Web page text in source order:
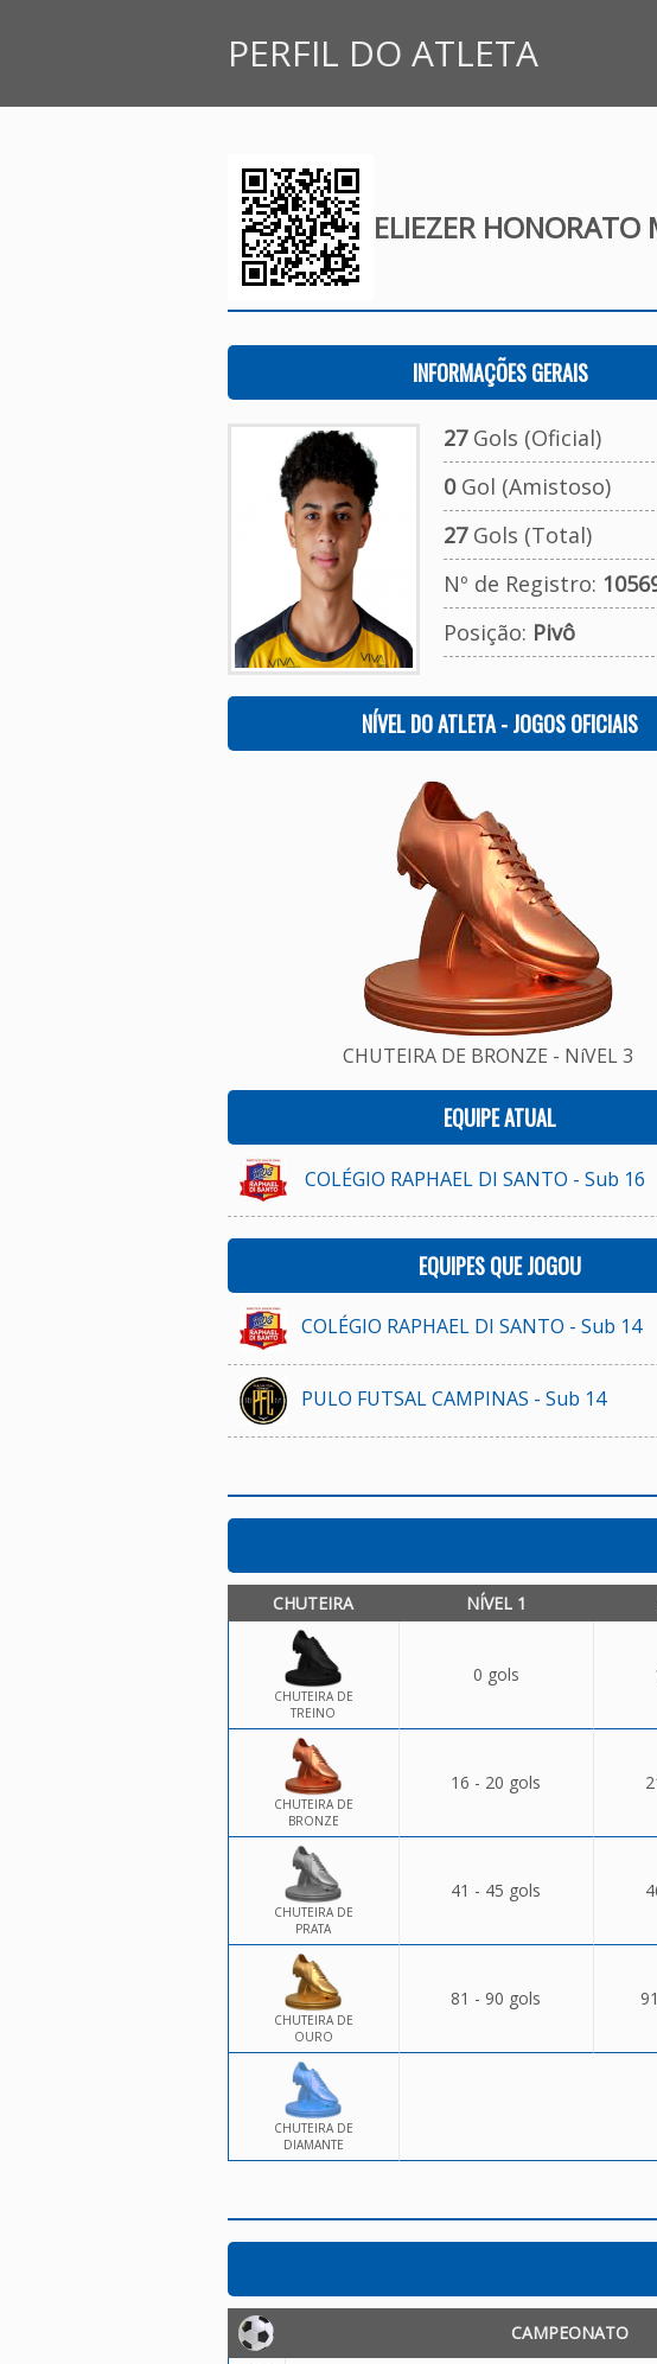
PERFIL DO ATLETA
ELIEZER HONORATO
INFORMAÇÕES GERAIS
27Gols (Oficial)
0Gol (Amistoso)
27Gols (Total)
Nº de Registro:
Posição: Pivô
NÍVEL DO ATLETA - JOGOS OFICIAIS
CHUTEIRA DE BRONZE - NíVEL 3
EQUIPE ATUAL
COLÉGIO RAPHAEL DI SANTO - Sub 16
EQUIPES QUE JOGOU
COLÉGIO RAPHAEL DI SANTO - Sub 14
PULO FUTSAL CAMPINAS - Sub 14
CHUTEIRA NÍVEL 1
CHUTEIRA DE
TREINO
0 gols
CHUTEIRA DE
BRONZE
16 - 20 gols
CHUTEIRA DE
PRATA
41 - 45 gols
CHUTEIRA DE
OURO
81 - 90 gols
CHUTEIRA DE
DIAMANTE
CAMPEONATO